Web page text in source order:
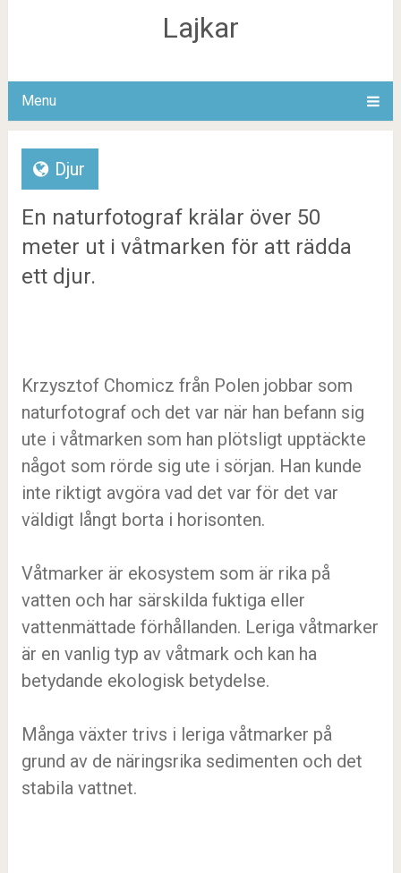
Lajkar
Menu
Djur
En naturfotograf krälar över 50
meter ut i våtmarken för att rädda
ett djur.
Krzysztof Chomicz från Polen jobbar som
naturfotograf och det var när han befann sig
ute i våtmarken som han plötsligt upptäckte
något som rörde sig ute i sörjan. Han kunde
inte riktigt avgöra vad det var för det var
väldigt långt borta i horisonten.
Våtmarker är ekosystem som är rika på
vatten och har särskilda fuktiga eller
vattenmättade förhållanden. Leriga våtmarker
är en vanlig typ av våtmark och kan ha
betydande ekologisk betydelse.
Många växter trivs i leriga våtmarker på
grund av de näringsrika sedimenten och det
stabila vattnet.